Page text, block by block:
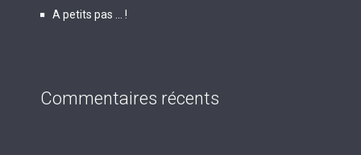
A petits pas … !
Commentaires récents